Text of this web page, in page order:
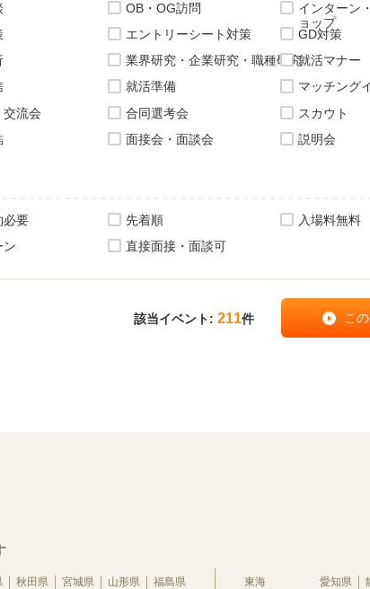
OB・OG訪問
インターン
ョップ
エントリーシート対策
GD対策
業界研究・企業研究・職種研究就活マナー
就活準備
マッチング
交流会
合同選考会
スカウト
面接会・面談会
説明会
必要 先着順
入場料無料
ン
直接面接・面談可
該当イベント: 211件
秋田県 宮城県 山形県 福島県 東海 愛知県